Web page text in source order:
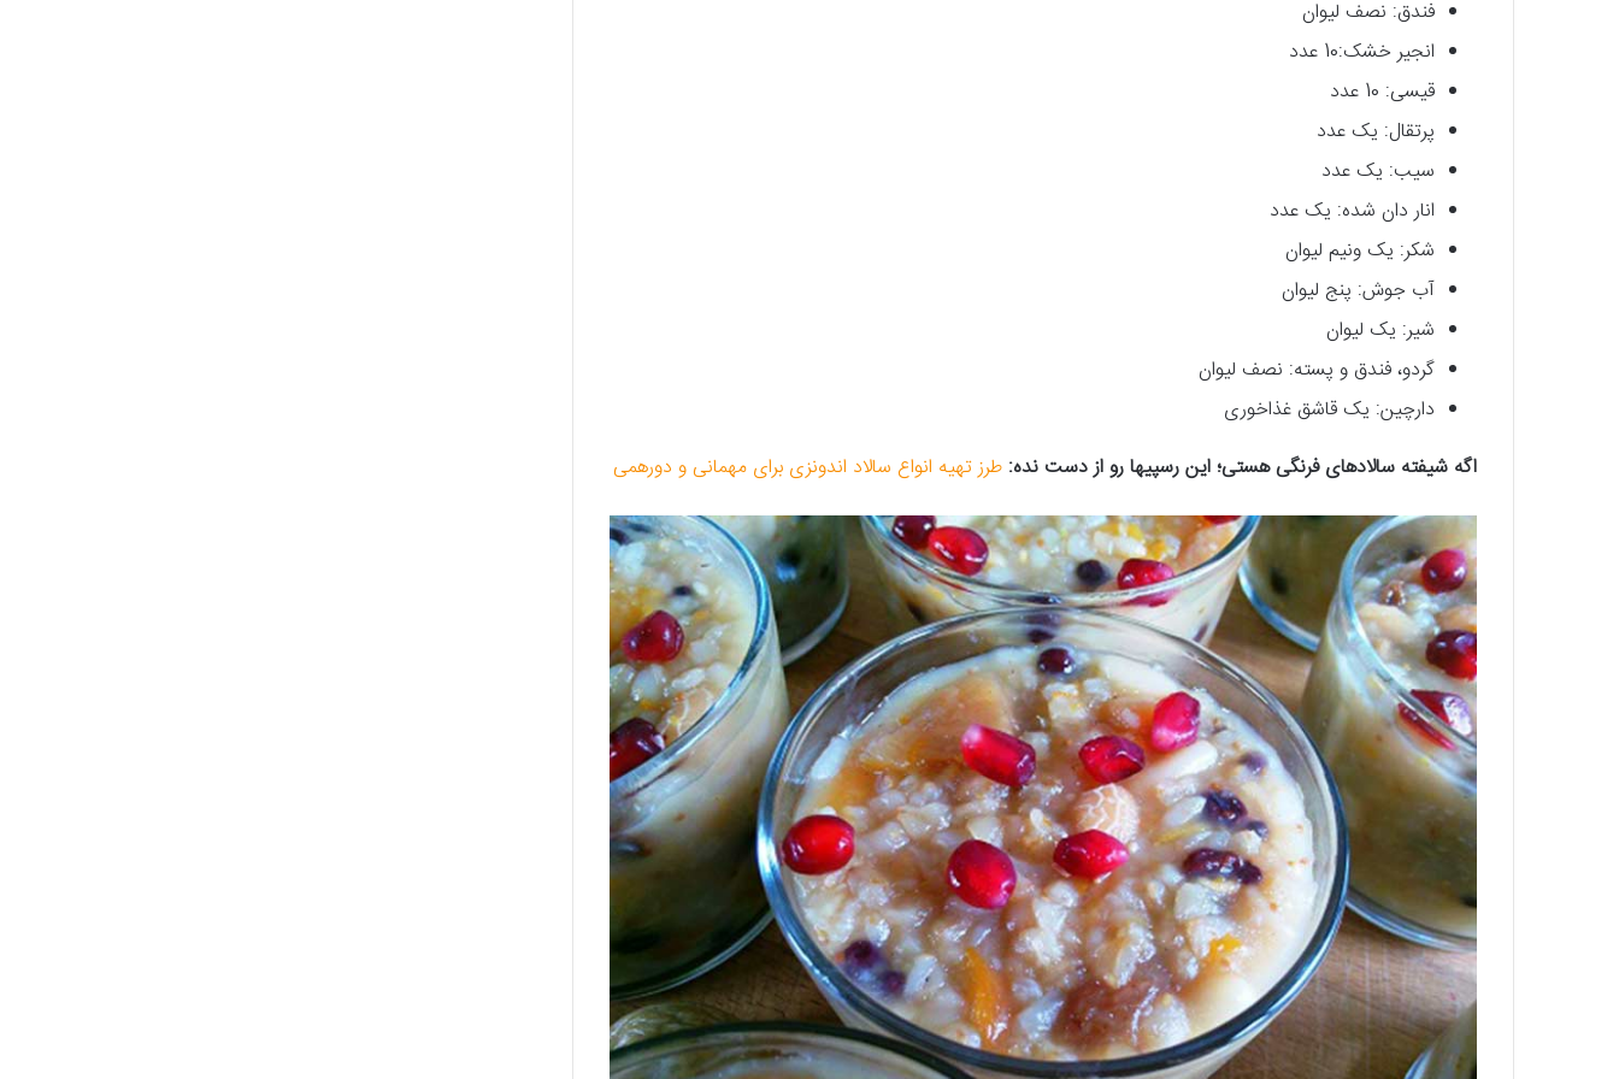
فندق: نصف لیوان
انجیر خشک:10 عدد
قیسی: 10 عدد
پرتقال: یک عدد
سیب: یک عدد
انار دان شده: یک عدد
شکر: یک ونیم لیوان
آب جوش: پنج لیوان
شیر: یک لیوان
گردو، فندق و پسته: نصف لیوان
دارچین: یک قاشق غذاخوری
اگه شیفته سالادهای فرنگی هستی؛ این رسپی‎ها رو از دست نده:
طرز تهیه انواع سالاد اندونزی برای مهمانی و دورهمی